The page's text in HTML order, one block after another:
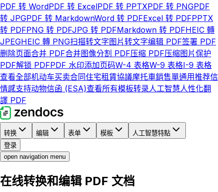
PDF 转 WordPDF 转 ExcelPDF 转 PPTXPDF 转 PNGPDF
转 JPGPDF 转 MarkdownWord 转 PDFExcel 转 PDFPPTX
转 PDFPNG 转 PDFJPG 转 PDFMarkdown 转 PDFHEIC 轉
JPEGHEIC 轉 PNG扫描转文字图片转文字编辑 PDF签署 PDF
删除页面合并 PDF合并图像分割 PDF压缩 PDF压缩图片保护
PDF解锁 PDFPDF 水印添加页码W-4 表格W-9 表格I-9 表格
查看全部机动车买卖合同住宅租賃協議摩托車銷售單通用推荐信
情感支持动物信函 (ESA)查看所有模板转录人工智慧人性化翻
譯 PDF
转换 编辑 表单 模板
人工智慧特點
登录
open navigation menu
在线转换和编辑 PDF 文档